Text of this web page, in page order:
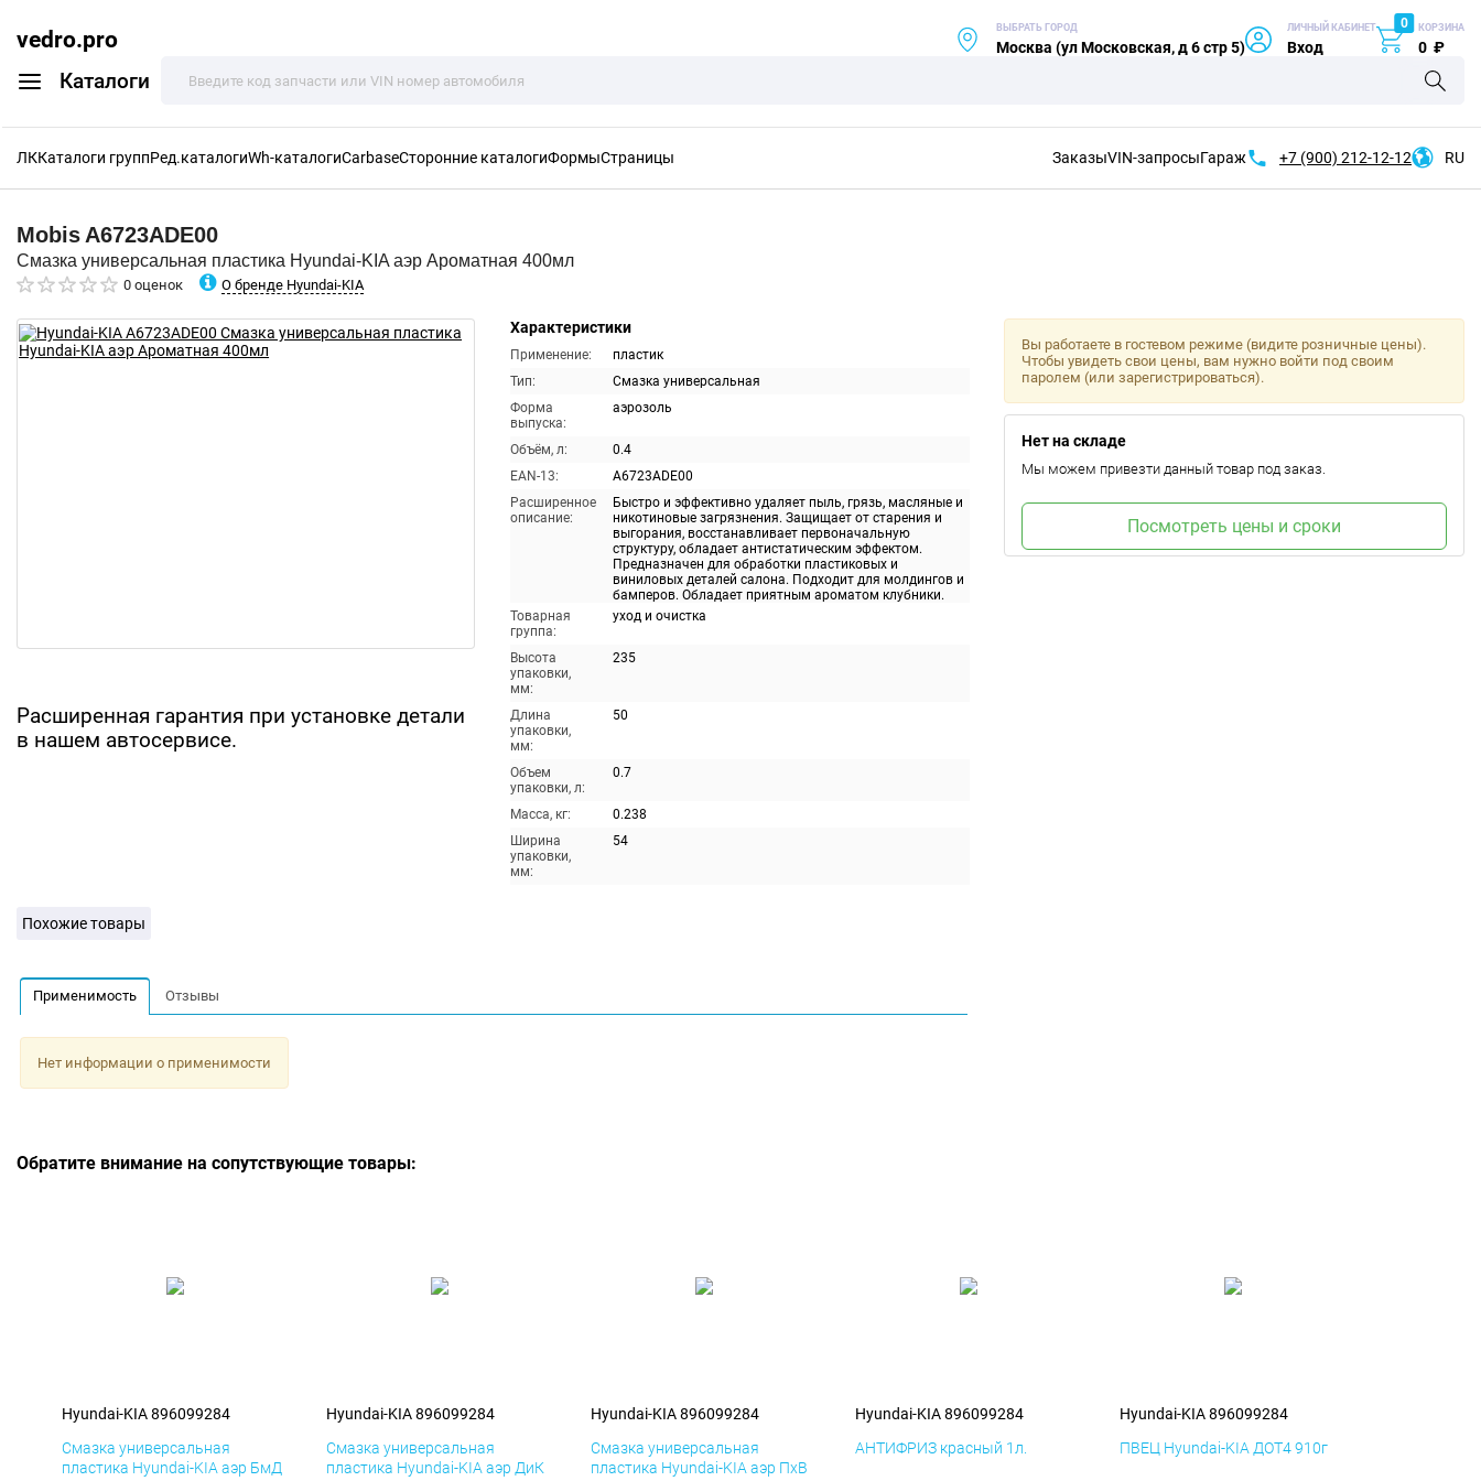
vedro.pro
Каталоги
ВЫБРАТЬ ГОРОД
Москва (ул Московская, д 6 стр 5)
ЛИЧНЫЙ КАБИНЕТ
Вход
0 КОРЗИНА
0 ₽
ЛККаталоги группРед.каталогиWh-каталогиCarbaseСторонние каталогиФормыСтраницы ЗаказыVIN-запросыГараж +7 (900) 212-12-12 RU
Mobis A6723ADE00
Смазка универсальная пластика Hyundai-KIA аэр Ароматная 400мл
0 оценок О бренде Hyundai-KIA
Расширенная гарантия при установке детали
в нашем автосервисе.
Характеристики
Применение:
пластик
Тип:
Смазка универсальная
Форма
выпуска:
аэрозоль
Объём, л:
0.4
EAN-13:
A6723ADE00
Расширенное
описание:
Быстро и эффективно удаляет пыль, грязь, масляные и
никотиновые загрязнения. Защищает от старения и
выгорания, восстанавливает первоначальную
структуру, обладает антистатическим эффектом.
Предназначен для обработки пластиковых и
виниловых деталей салона. Подходит для молдингов и
бамперов. Обладает приятным ароматом клубники.
Товарная
группа:
уход и очистка
Высота
упаковки,
мм:
235
Длина
упаковки,
мм:
50
Объем
упаковки, л:
0.7
Масса, кг:
0.238
Ширина
упаковки,
мм:
54
Вы работаете в гостевом режиме (видите розничные цены).
Чтобы увидеть свои цены, вам нужно войти под своим
паролем (или зарегистрироваться).
Нет на складе
Мы можем привезти данный товар под заказ.
Посмотреть цены и сроки
Похожие товары
Применимость Отзывы
Нет информации о применимости
Обратите внимание на сопутствующие товары:
Hyundai-KIA 896099284
Смазка универсальная
пластика Hyundai-KIA аэр БмД
Hyundai-KIA 896099284
Смазка универсальная
пластика Hyundai-KIA аэр ДиК
Hyundai-KIA 896099284
Смазка универсальная
пластика Hyundai-KIA аэр ПхВ
Hyundai-KIA 896099284
АНТИФРИЗ красный 1л.
Hyundai-KIA 896099284
ПВЕЦ Hyundai-KIA ДОТ4 910г